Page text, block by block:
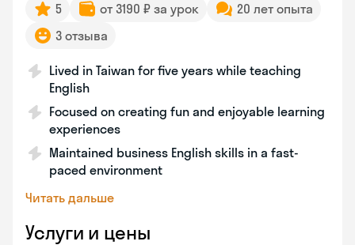
5 от 3190 ₽ за урок
20 лет опыта
3 отзыва
Lived in Taiwan for five years while teaching
English
Focused on creating fun and enjoyable learning
experiences
Maintained business English skills in a fast-
paced environment
Читать дальше
Услуги и цены